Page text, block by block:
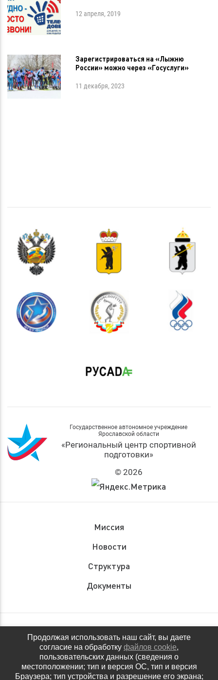
12 апреля, 2019
Зарегистрироваться на «Лыжню
России» можно через «Госуслуги»
11 декабря, 2023
Государственное автономное учреждение
Ярославской области
«Региональный центр спортивной
подготовки»
© 2026
Миссия
Новости
Структура
Документы
Обращения граждан
Антидопинговое обеспечение
Контакты
Продолжая использовать наш сайт, вы даете
согласие на обработку файлов cookie,
пользовательских данных (сведения о
местоположении; тип и версия ОС, тип и версия
Браузера; тип устройства и разрешение его экрана;